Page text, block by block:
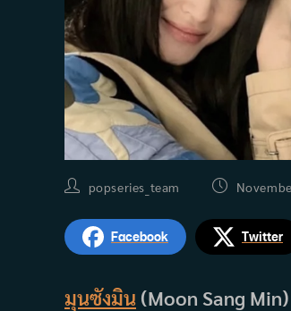
Postpopseries_team
Post
Facebook Twitter
มุนซังมิน (Moon Sang